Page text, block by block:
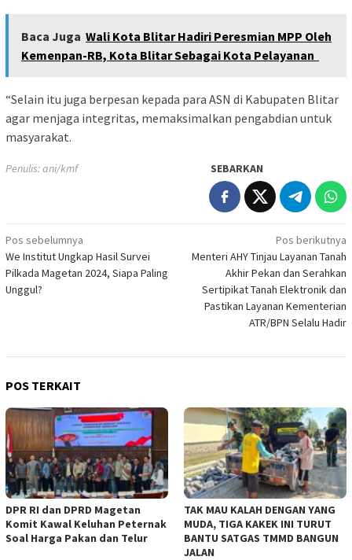
Baca Juga Wali Kota Blitar Hadiri Peresmian MPP Oleh
Kemenpan-RB, Kota Blitar Sebagai Kota Pelayanan
“Selain itu juga berpesan kepada para ASN di Kabupaten Blitar
agar menjaga integritas, memaksimalkan pengabdian untuk
masyarakat.
Penulis: ani/kmf SEBARKAN
Navigasi
pos
Pos sebelumnya
We Institut Ungkap Hasil Survei
Pilkada Magetan 2024, Siapa Paling
Unggul?
Pos berikutnya
Menteri AHY Tinjau Layanan Tanah
Akhir Pekan dan Serahkan
Sertipikat Tanah Elektronik dan
Pastikan Layanan Kementerian
ATR/BPN Selalu Hadir
POS TERKAIT
DPR RI dan DPRD Magetan
Komit Kawal Keluhan Peternak
Soal Harga Pakan dan Telur
TAK MAU KALAH DENGAN YANG
MUDA, TIGA KAKEK INI TURUT
BANTU SATGAS TMMD BANGUN
JALAN